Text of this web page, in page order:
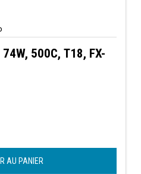
74W, 500C, T18, FX-
AU PANIER